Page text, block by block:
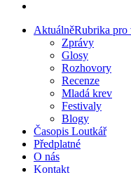
AktuálněRubrika pro
Zprávy
Glosy
Rozhovory
Recenze
Mladá krev
Festivaly
Blogy
Časopis Loutkář
Předplatné
O nás
Kontakt